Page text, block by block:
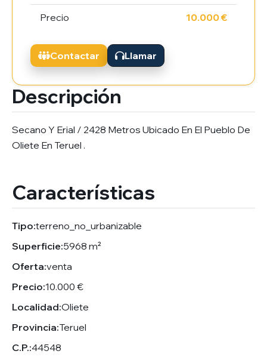
Descripción
Secano Y Erial / 2428 Metros Ubicado En El Pueblo De
Oliete En Teruel .
Características
Tipo:terreno_no_urbanizable
Superficie:5968 m²
Oferta:venta
Precio:10.000 €
Localidad:Oliete
Provincia:Teruel
C.P.:44548
Precio 10.000 €
Contactar Llamar